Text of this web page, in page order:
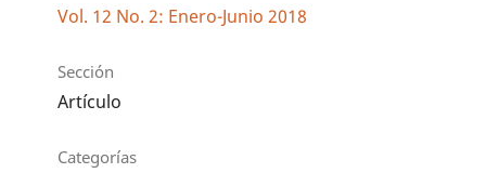
Vol. 12 No. 2: Enero-Junio 2018
Sección
Artículo
Categorías